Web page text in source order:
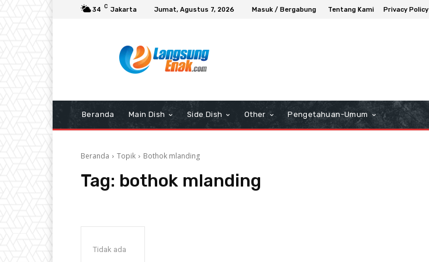
34 C Jakarta Jumat, Agustus 7, 2026 Masuk / Bergabung Tentang Kami Privacy Policy
Beranda Main Dish Side Dish Other Pengetahuan-Umum
Beranda Topik Bothok mlanding
Tag: bothok mlanding
Tidak ada